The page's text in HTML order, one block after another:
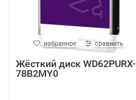
избранное сравнить
Жёсткий диск WD62PURX-
78B2MY0